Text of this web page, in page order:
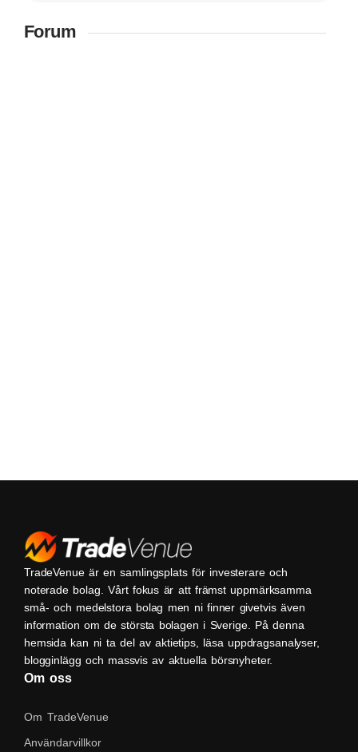
Forum
TradeVenue är en samlingsplats för investerare och
noterade bolag. Vårt fokus är att främst uppmärksamma
små- och medelstora bolag men ni finner givetvis även
information om de största bolagen i Sverige. På denna
hemsida kan ni ta del av aktietips, läsa uppdragsanalyser,
blogginlägg och massvis av aktuella börsnyheter.
Om oss
Om TradeVenue
Användarvillkor